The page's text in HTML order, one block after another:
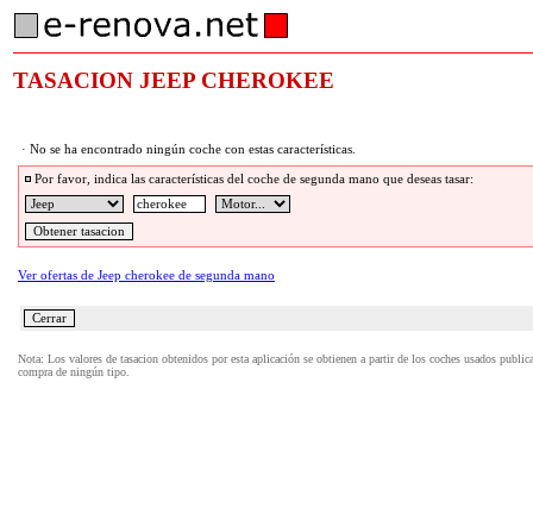
TASACION JEEP CHEROKEE
· No se ha encontrado ningún coche con estas características.
Por favor, indica las características del coche de segunda mano que deseas tasar:
Ver ofertas de Jeep cherokee de segunda mano
Nota: Los valores de tasacion obtenidos por esta aplicación se obtienen a partir de los coches usados
compra de ningún tipo.